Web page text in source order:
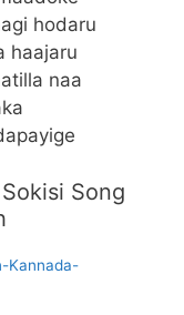
hodaru
haajaru
naa
Song
Kannada-